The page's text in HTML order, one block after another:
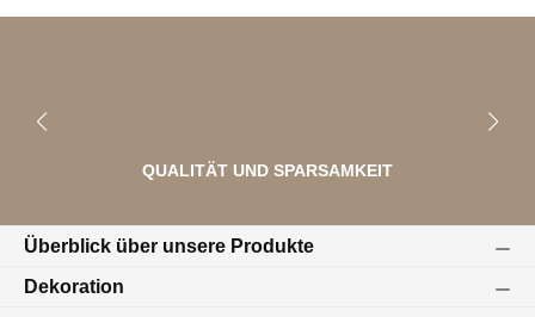
QUALITÄT UND SPARSAMKEIT
Überblick über unsere Produkte
Dekoration